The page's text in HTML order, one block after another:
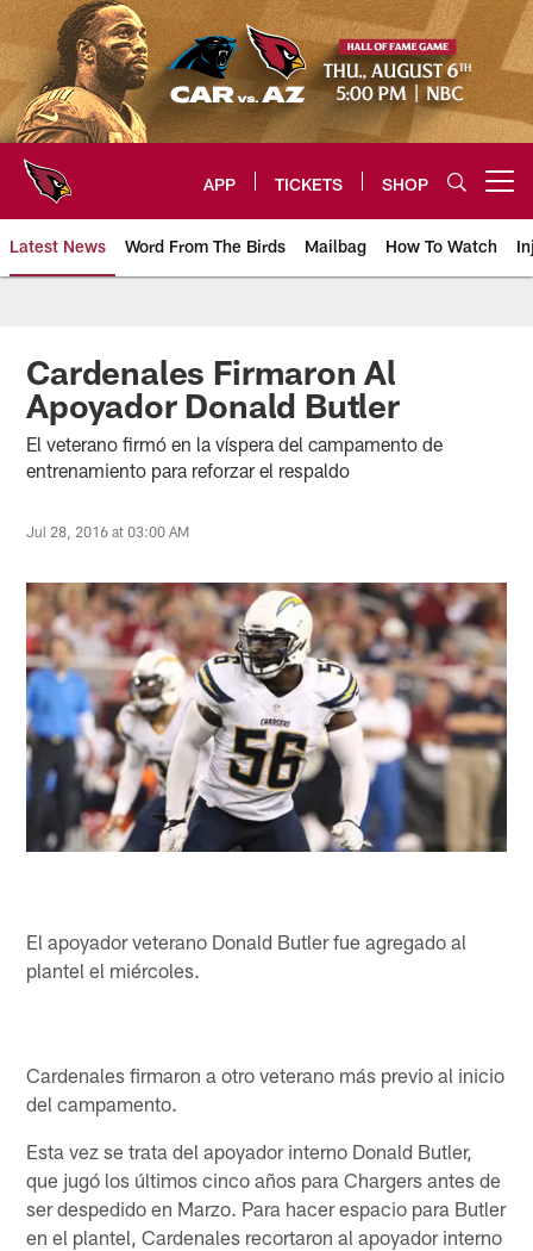
Skip
to
main
content
APP TICKETS SHOP
Latest News Word From The Birds Mailbag How To Watch
Arizona Cardinals Home: The
Cardenales Firmaron Al
Apoyador Donald Butler
El veterano firmó en la víspera del campamento de
entrenamiento para reforzar el respaldo
Jul 28, 2016 at 03:00 AM
El apoyador veterano Donald Butler fue agregado al
plantel el miércoles.
Cardenales firmaron a otro veterano más previo al inicio
del campamento.
Esta vez se trata del apoyador interno Donald Butler,
que jugó los últimos cinco años para Chargers antes de
ser despedido en Marzo. Para hacer espacio para Butler
en el plantel, Cardenales recortaron al apoyador interno